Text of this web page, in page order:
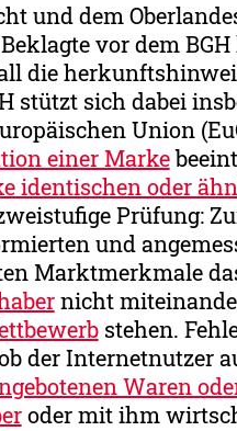
und dem
vor dem
die
stützt sich dabei
Union
einer Marke
identischen oder
Prüfung:
und
Marktmerkmale
nicht
stehen.
der Internetnutzer
Waren
oder mit ihm